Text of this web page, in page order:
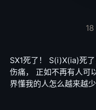
SX1死了！ S(i)X(ia)死
伤痛， 正如不再有人可
界懂我的人怎么越来越